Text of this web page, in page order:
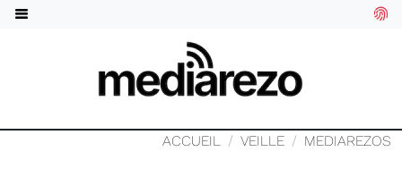
ACCUEIL VEILLE MEDIAREZOS